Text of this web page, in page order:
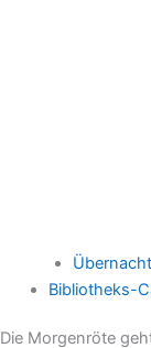
Bibliotheks-
Die Morgenröte